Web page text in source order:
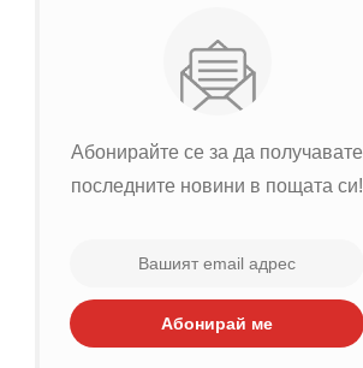
Абонирайте се за да получавате
последните новини в пощата си!
Абонирай ме